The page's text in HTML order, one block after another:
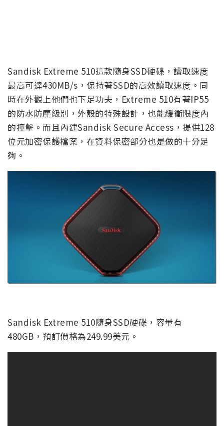
Sandisk Extreme 510這款隨身SSD硬碟，讀取速度
最高可達430MB/s，保持著SSD的高效讀取速度。同
時在外觀上他們也下足功夫，Extreme 510有著IP55
的防水防塵級別，外殼的特殊設計，也能緩衝限度內
的撞擊。而且內建Sandisk Secure Access，提供128
位元加密保護檔案，在資料保密部分也是做的十分足
夠。
Sandisk Extreme 510隨身SSD硬碟，容量有
480GB，預訂價格為249.99美元。